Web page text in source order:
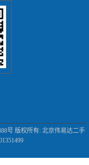
号 版权所有: 北京伟易达二手